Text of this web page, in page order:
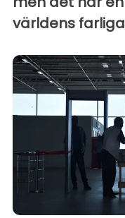
världens